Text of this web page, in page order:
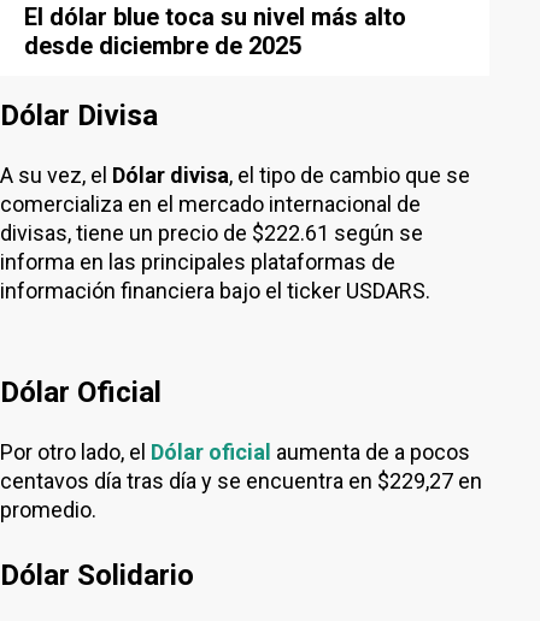
El dólar blue toca su nivel más alto
desde diciembre de 2025
Dólar Divisa
A su vez, el Dólar divisa, el tipo de cambio que se
comercializa en el mercado internacional de
divisas, tiene un precio de $222.61 según se
informa en las principales plataformas de
información financiera bajo el ticker USDARS.
Dólar Oficial
Por otro lado, el Dólar oficial aumenta de a pocos
centavos día tras día y se encuentra en $229,27 en
promedio.
Dólar Solidario